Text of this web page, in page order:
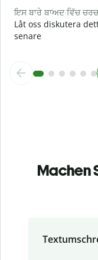
ਇਸ ਬਾਰੇ ਬਾਅਦ ਵਿੱਚ
Låt oss diskutera
senare
Machen